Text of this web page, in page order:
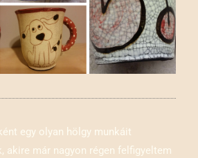
egy olyan hölgy munkáit
akire már nagyon régen felfigyeltem